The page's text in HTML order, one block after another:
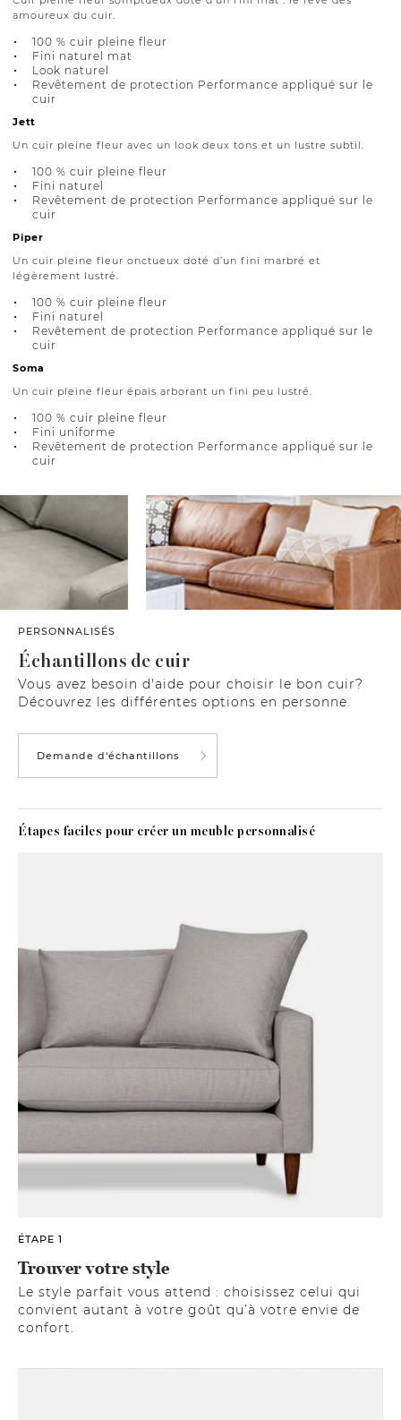
amoureux du cuir.
100 % cuir pleine fleur
Fini naturel mat
Look naturel
Revêtement de protection Performance appliqué sur le
cuir
Jett
Un cuir pleine fleur avec un look deux tons et un lustre subtil.
100 % cuir pleine fleur
Fini naturel
Revêtement de protection Performance appliqué sur le
cuir
Piper
Un cuir pleine fleur onctueux doté d’un fini marbré et
légèrement lustré.
100 % cuir pleine fleur
Fini naturel
Revêtement de protection Performance appliqué sur le
cuir
Soma
Un cuir pleine fleur épais arborant un fini peu lustré.
100 % cuir pleine fleur
Fini uniforme
Revêtement de protection Performance appliqué sur le
cuir
PERSONNALISÉS
Échantillons de cuir
Vous avez besoin d'aide pour choisir le bon cuir?
Découvrez les différentes options en personne.
Demande d'échantillons
Étapes faciles pour créer un meuble personnalisé
ÉTAPE 1
Trouver votre style
Le style parfait vous attend : choisissez celui qui
convient autant à votre goût qu’à votre envie de
confort.